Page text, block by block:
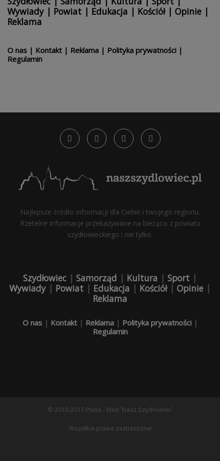
Wywiady| Powiat | Edukacja | Kościół| Opinie |
Reklama
O nas | Kontakt | Reklama | Polityka prywatności |
Regulamin
Najlepsze źródło informacji dla Ciebie i twojego regionu.
Rzetelne informacje przekazywane na bieżąco z powiatu
szydłowieckiego i nie tylko.
Szydłowiec Samorząd Kultura Sport
Wywiady| Powiat Edukacja Kościół| Opinie
Reklama
O nas| Kontakt| Reklama| Polityka prywatności|
Regulamin
© 2010-2017 Press - Med 'Nasz Szydłowiec'
Wszelkie prawa zastrzeżone!